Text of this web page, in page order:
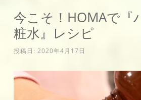
今こそ！HOMAで『
粧水』レシピ
投稿日: 2020年4月17日